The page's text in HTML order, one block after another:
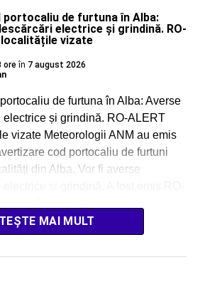
portocaliu de furtuna în Alba:
electrice și grindină. RO-
localitățile vizate
ore în 7 august 2026
de furtuna în Alba: Averse
și grindină. RO-ALERT
vizate Meteorologii ANM au emis
cod portocaliu de furtuni
din Alba. Vor fi averse
MAI MULT